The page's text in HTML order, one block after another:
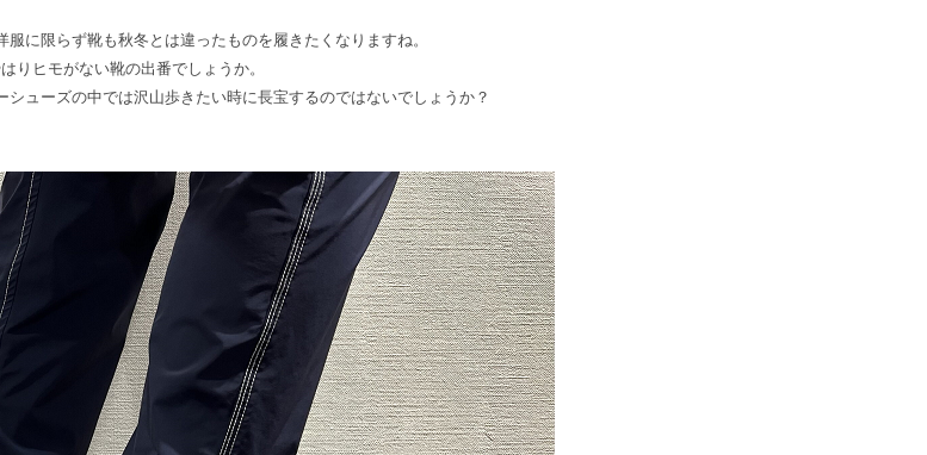
に限らず靴も秋冬とは違ったものを履きたくなりますね。
りヒモがない靴の出番でしょうか。
シューズの中では沢山歩きたい時に長宝するのではないでしょうか？